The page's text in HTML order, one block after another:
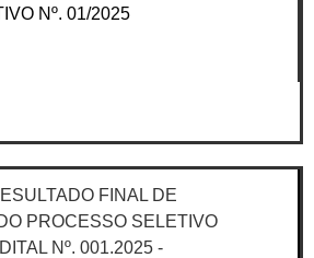
Nº. 01/2025
FINAL DE
PROCESSO SELETIVO
Nº. 001.2025 -